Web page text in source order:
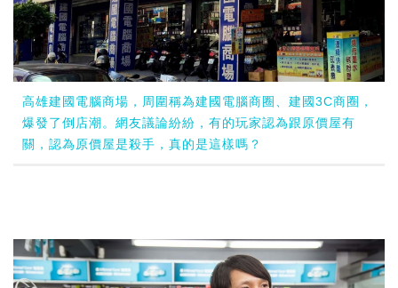
高雄建國電腦商場，周圍稱為建國電腦商圈、建國3C商圈，
爆發了倒店潮。網友議論紛紛，有的玩家認為跟原價屋有
關，認為原價屋是殺手，真的是這樣嗎？